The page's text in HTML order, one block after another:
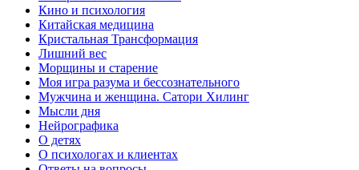
Кино и психология
Китайская медицина
Кристальная Трансформация
Лишний вес
Морщины и старение
Моя игра разума и бессознательного
Мужчина и женщина. Сатори Хилинг
Мысли дня
Нейрографика
О детях
О психологах и клиентах